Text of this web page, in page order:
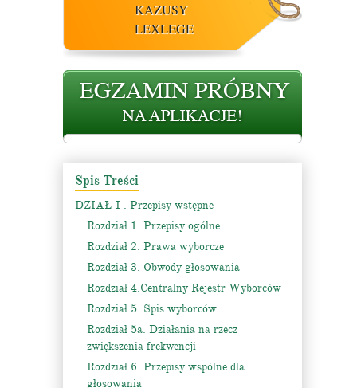
KAZUSY
LEXLEGE
Spis Treści
DZIAŁ I . Przepisy wstępne
Rozdział 1. Przepisy ogólne
Rozdział 2. Prawa wyborcze
Rozdział 3. Obwody głosowania
Rozdział 4.Centralny Rejestr Wyborców
Rozdział 5. Spis wyborców
Rozdział 5a. Działania na rzecz
zwiększenia frekwencji
Rozdział 6. Przepisy wspólne dla
głosowania